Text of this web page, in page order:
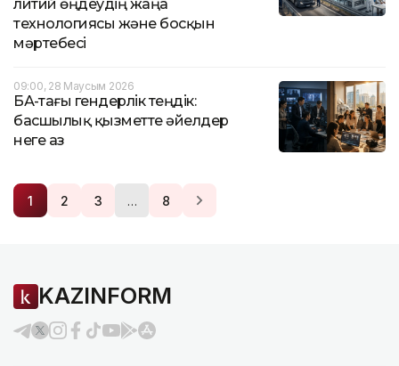
литий өңдеудің жаңа
технологиясы және босқын
мәртебесі
09:00, 28 Маусым 2026
БАҚ-тағы гендерлік теңдік:
басшылық қызметте әйелдер
неге аз
1 2 3 … 8
KAZINFORM